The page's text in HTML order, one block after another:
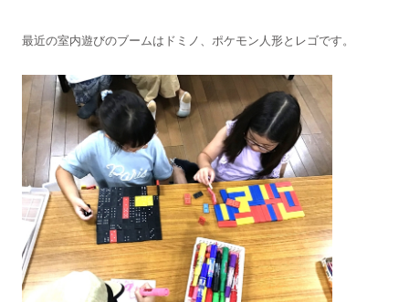
最近の室内遊びのブームはドミノ、ポケモン人形とレゴです。